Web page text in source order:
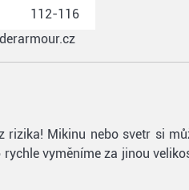
112-116
Mikinu nebo svetr si
vyměníme za jinou